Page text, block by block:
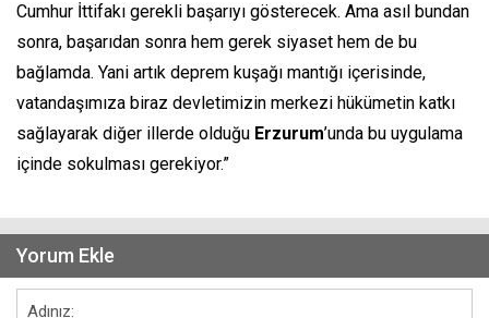
Cumhur İttifakı gerekli başarıyı gösterecek. Ama asıl bundan
sonra, başarıdan sonra hem gerek siyaset hem de bu
bağlamda. Yani artık deprem kuşağı mantığı içerisinde,
vatandaşımıza biraz devletimizin merkezi hükümetin katkı
sağlayarak diğer illerde olduğu Erzurum’unda bu uygulama
içinde sokulması gerekiyor.”
Yorum Ekle